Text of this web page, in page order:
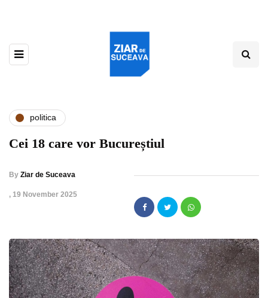
politica
Cei 18 care vor Bucureștiul
By Ziar de Suceava
, 19 November 2025